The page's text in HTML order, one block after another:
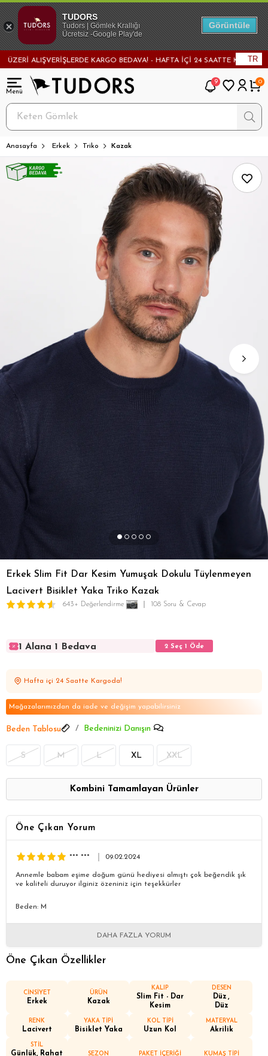
ALIŞVERİŞLERDE KARGO BEDAVA! - HAFTA İÇİ 24 SAATTE KARGODA! -TR
9 0
Anasayfa Erkek Triko Kazak
Erkek Slim Fit Dar Kesim Yumuşak Dokulu Tüylenmeyen
Lacivert Bisiklet Yaka Triko Kazak
643+ Değerlendirme 108 Soru & Cevap
1 Alana 1 Bedava 2 Seç 1 Öde
1 Alana 1 Bedava
Hafta içi 24 Saatte Kargoda!
Mağazalarımızdan da iade ve değişim yapabilirsiniz
Beden Tablosu Bedeninizi Danışın
S M L XL XXL
Kombini Tamamlayan Ürünler
Öne Çıkan Yorum
*** *** 09.02.2024
Annemle babam eşime doğum günü hediyesi almıştı çok beğendik şık
ve kaliteli duruyor ilginiz özeniniz için teşekkürler
Beden: M
DAHA FAZLA YORUM
Öne Çıkan Özellikler
CİNSİYET
Erkek
ÜRÜN
Kazak
KALIP
Slim Fit - Dar
Kesim
DESEN
Düz
Düz
RENK
Lacivert
YAKA TİPİ
Bisiklet Yaka
KOL TİPİ
Uzun Kol
MATERYAL
Akrilik
STİL
Günlük, Rahat
SEZON PAKET İÇERİĞİ KUMAŞ TİPİ
TUDORS
Tudors | Gömlek Krallığı
Ücretsiz -Google Play'de
Görüntüle